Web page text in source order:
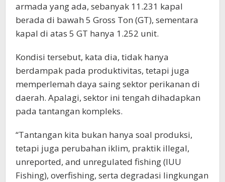
armada yang ada, sebanyak 11.231 kapal
berada di bawah 5 Gross Ton (GT), sementara
kapal di atas 5 GT hanya 1.252 unit.
Kondisi tersebut, kata dia, tidak hanya
berdampak pada produktivitas, tetapi juga
memperlemah daya saing sektor perikanan di
daerah. Apalagi, sektor ini tengah dihadapkan
pada tantangan kompleks.
“Tantangan kita bukan hanya soal produksi,
tetapi juga perubahan iklim, praktik illegal,
unreported, and unregulated fishing (IUU
Fishing), overfishing, serta degradasi lingkungan